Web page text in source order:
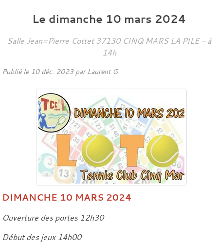
Le dimanche 10 mars 2024
Salle Jean=Pierre Cottet 37130 CINQ MARS LA PILE - à
14h
Publié le 10 déc. 2023par Laurent G
DIMANCHE 10 MARS 2024
Ouverture des portes 12h30
Début des jeux 14h00